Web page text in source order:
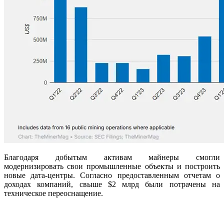
Благодаря добытым активам майнеры смогли
модернизировать свои промышленные объекты и построить
новые дата-центры. Согласно предоставленным отчетам о
доходах компаний, свыше $2 млрд были потрачены на
техническое переоснащение.